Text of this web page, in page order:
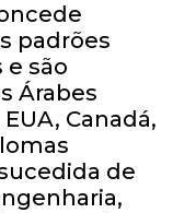
padrões
são
Árabes
Canadá,
de